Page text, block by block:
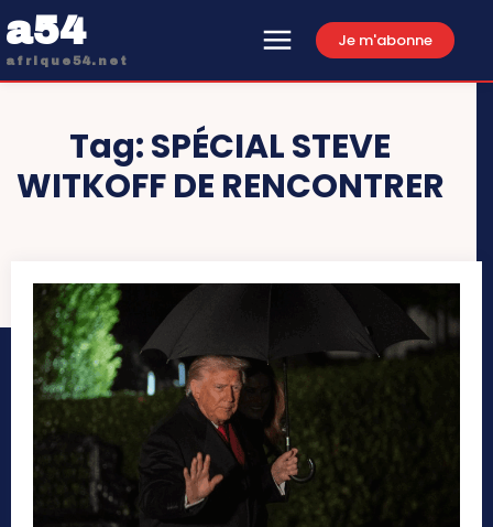
a54
afrique54.net
Je m'abonne
Tag:SPÉCIAL STEVE
WITKOFF DE RENCONTRER